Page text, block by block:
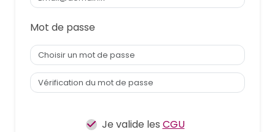
Mot de passe
Je valide les CGU